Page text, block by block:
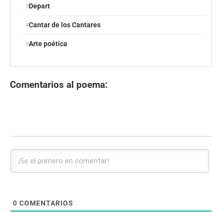
Depart
Cantar de los Cantares
Arte poética
Comentarios al poema:
0 COMENTARIOS